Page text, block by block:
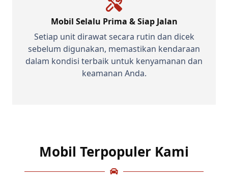
Mobil Selalu Prima & Siap Jalan
Setiap unit dirawat secara rutin dan dicek
sebelum digunakan, memastikan kendaraan
dalam kondisi terbaik untuk kenyamanan dan
keamanan Anda.
Mobil Terpopuler Kami